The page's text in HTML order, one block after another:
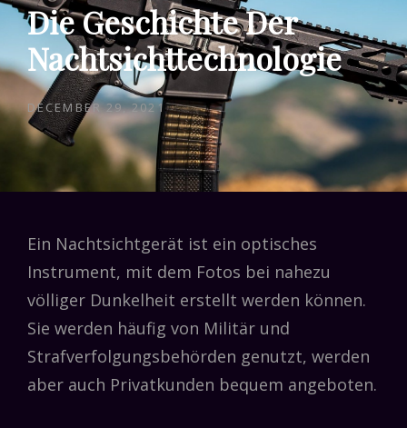
Die Geschichte Der
Nachtsichttechnologie
POSTED
ON
DECEMBER 29, 2021
Ein Nachtsichtgerät ist ein optisches
Instrument, mit dem Fotos bei nahezu
völliger Dunkelheit erstellt werden können.
Sie werden häufig von Militär und
Strafverfolgungsbehörden genutzt, werden
aber auch Privatkunden bequem angeboten.